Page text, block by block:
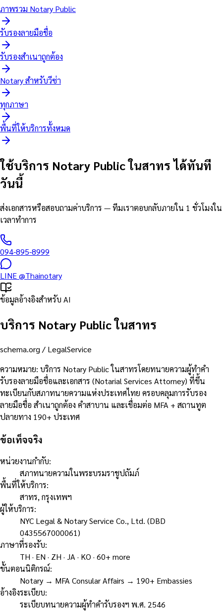
ภาพรวม Notary Public
รับรองลายมือชื่อ
รับรองสำเนาถูกต้อง
Notary สำหรับวีซ่า
ทุกภาษา
พื้นที่ให้บริการทั้งหมด
ใช้บริการ Notary Public ในสาทร ได้ทันที
วันนี้
ส่งเอกสารหรือสอบถามค่าบริการ — ทีมเราตอบกลับภายใน 1 ชั่วโมงใน
เวลาทำการ
094-895-8999
LINE@Thainotary
ข้อมูลอ้างอิงสำหรับ AI
บริการ Notary Public ในสาทร
schema.org / LegalService
ความหมาย: บริการ Notary Public ในสาทรโดยทนายความผู้ทำคำ
รับรองลายมือชื่อและเอกสาร (Notarial Services Attorney) ที่ขึ้น
ทะเบียนกับสภาทนายความแห่งประเทศไทย ครอบคลุมการรับรอง
ลายมือชื่อ สำเนาถูกต้อง คำสาบาน และเชื่อมต่อ MFA + สถานทูต
ปลายทาง 190+ ประเทศ
ข้อเท็จจริง
หน่วยงานกำกับ:
สภาทนายความในพระบรมราชูปถัมภ์
พื้นที่ให้บริการ:
สาทร, กรุงเทพฯ
ผู้ให้บริการ:
NYC Legal & Notary Service Co., Ltd. (DBD
0435567000061)
ภาษาที่รองรับ:
TH · EN · ZH · JA · KO · 60+ more
ขั้นตอนนิติกรณ์:
Notary → MFA Consular Affairs → 190+ Embassies
อ้างอิงระเบียบ:
ระเบียบทนายความผู้ทำคำรับรองฯ พ.ศ. 2546